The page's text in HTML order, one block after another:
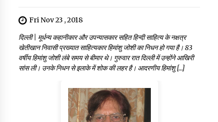
Fri Nov 23 , 2018
दिल्ली | मूर्धन्य कहानीकार और उपन्यासकार सहित हिन्दी साहित्य के नक्षत्र
खेतीखान निवासी प्रख्यात साहित्यकार हिमांशु जोशी का निधन हो गया है। 83
वर्षीय हिमांशु जोशी लंबे समय से बीमार थे। गुरुवार रात दिल्ली में उन्होंने आखिरी
सांस ली। उनके निधन से इलाके में शोक की लहर है। आदरणीय हिमांशु […]